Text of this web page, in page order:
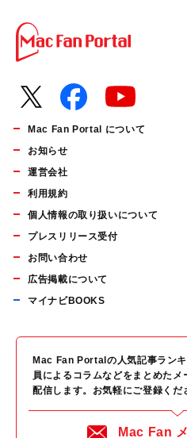
Mac Fan Portal について
お知らせ
運営会社
利用規約
個人情報の取り扱いについて
プレスリリース受付
お問い合わせ
広告掲載について
マイナビBOOKS
Mac Fan Portalの人気記事ラン
員によるコラムなどをまとめた
配信します。お気軽にご登録くだ
Mac Fan